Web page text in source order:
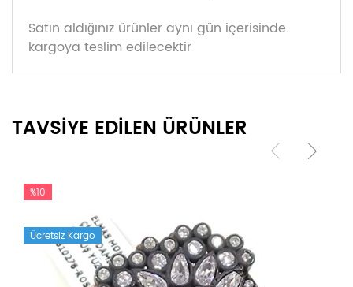
Satın aldığınız ürünler aynı gün içerisinde
kargoya teslim edilecektir
TAVSİYE EDİLEN ÜRÜNLER
%10
Ücretsiz Kargo